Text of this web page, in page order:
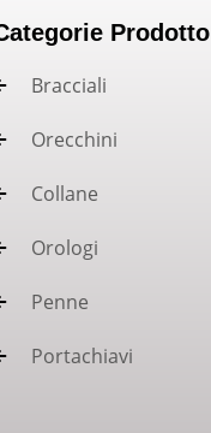
Prodotto
Bracciali
Orecchini
Collane
Orologi
Penne
Portachiavi